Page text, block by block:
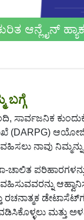
ಆನ್ಲೈನ್
ಬಗ್ಗೆ
ಸಾರ್ವಜನಿಕ
(DARPG)
ನಾವು ನಿಮ್ಮನ್ನು
ಚಾಲಿತ
ರಚನಾತ್ಮಕ
ಮತ್ತು